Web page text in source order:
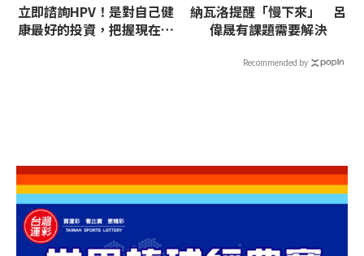
立即諮詢HPV！是對自己健
康最好的投資，把握現在不
納瓦洛提醒「慢下來」 呂
偉晟有課題需要解決
Recommended by